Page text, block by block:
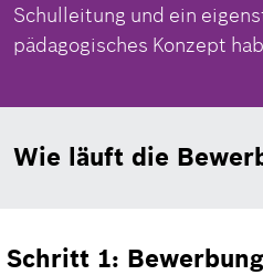
Schulleitung und ein
pädagogisches Konzept
Wie läuft die
Schritt 1: